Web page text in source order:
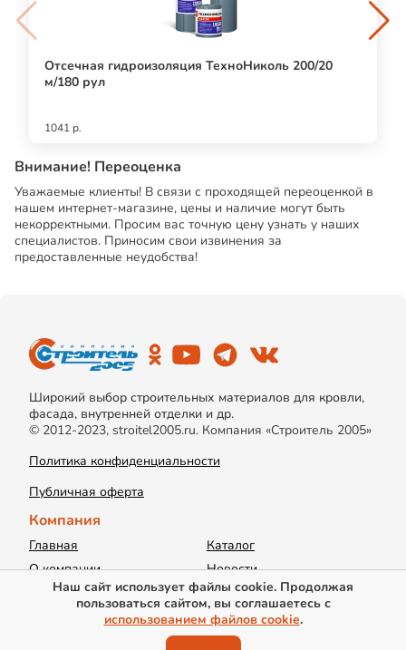
Отсечная гидроизоляция ТехноНиколь 200/20
м/180 рул
1041 р.
Внимание! Переоценка
Уважаемые клиенты! В связи с проходящей переоценкой в
нашем интернет-магазине, цены и наличие могут быть
некорректными. Просим вас точную цену узнать у наших
специалистов. Приносим свои извинения за
предоставленные неудобства!
Широкий выбор строительных материалов для кровли,
фасада, внутренней отделки и др.
© 2012-2023, stroitel2005.ru. Компания «Строитель 2005»
Политика конфиденциальности
Публичная оферта
Компания
Главная
Каталог
О компании
Новости
Акции
Доставка
Информация
Контакты
Калькуляторы
Наш сайт использует файлы cookie. Продолжая
пользоваться сайтом, вы соглашаетесь с
использованием файлов cookie.